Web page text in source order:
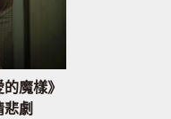
魔樣》
劇